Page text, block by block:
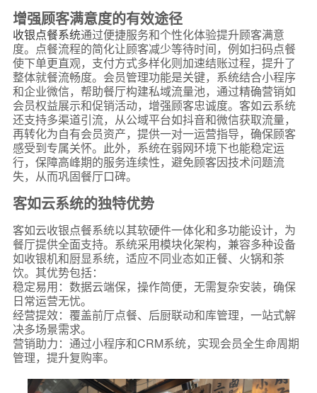
增强顾客满意度的有效途径
收银点餐系统通过便捷服务和个性化体验提升顾客满意
度。点餐流程的简化让顾客减少等待时间，例如扫码点餐
使下单更直观，支付方式多样化则加速结账过程，提升了
整体就餐流畅度。会员管理功能是关键，系统结合小程序
和企业微信，帮助餐厅构建私域流量池，通过精确营销如
会员权益展示和促销活动，增强顾客忠诚度。客如云系统
还支持多渠道引流，从公域平台如抖音和微信获取流量，
再转化为自有会员资产，提供一对一运营指导，确保顾客
感受到专属关怀。此外，系统在弱网环境下也能稳定运
行，保障高峰期的服务连续性，避免顾客因技术问题流
失，从而巩固餐厅口碑。
客如云系统的独特优势
客如云收银点餐系统以其软硬件一体化和多功能设计，为
餐厅提供全面支持。系统采用模块化架构，兼容多种设备
如收银机和厨显系统，适应不同业态如正餐、火锅和茶
饮。其优势包括：
稳定易用：数据云端保，操作简便，无需复杂安装，确保
日常运营无忧。
经营提效：覆盖前厅点餐、后厨联动和库管理，一站式解
决多场景需求。
营销助力：通过小程序和CRM系统，实现会员全生命周期
管理，提升复购率。